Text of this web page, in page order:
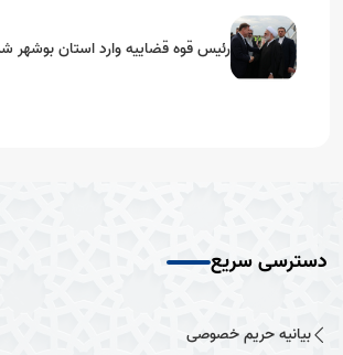
رئیس قوه قضاییه وارد استان بوشهر
دسترسی سریع
بیانیه حریم خصوصی